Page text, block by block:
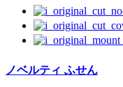
ノベルティ ふせん